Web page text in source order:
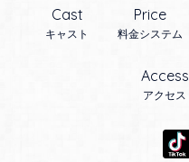
Cast
キャスト
Price
料金システム
Access
アクセス